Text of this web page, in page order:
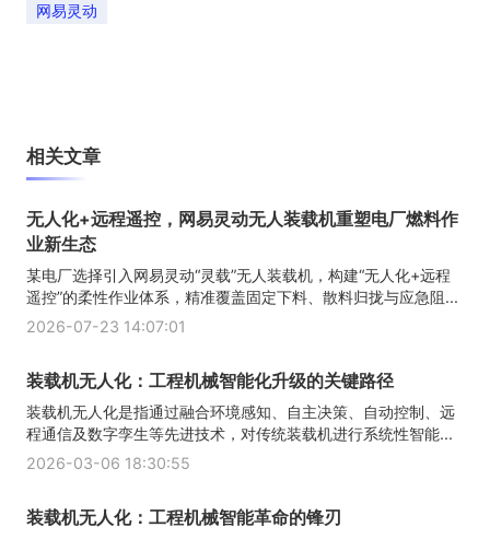
网易灵动
相关文章
无人化+远程遥控，网易灵动无人装载机重塑电厂燃料作
业新生态
某电厂选择引入网易灵动“灵载”无人装载机，构建“无人化+远程
遥控”的柔性作业体系，精准覆盖固定下料、散料归拢与应急阻...
2026-07-23 14:07:01
装载机无人化：工程机械智能化升级的关键路径
装载机无人化是指通过融合环境感知、自主决策、自动控制、远
程通信及数字孪生等先进技术，对传统装载机进行系统性智能...
2026-03-06 18:30:55
装载机无人化：工程机械智能革命的锋刃